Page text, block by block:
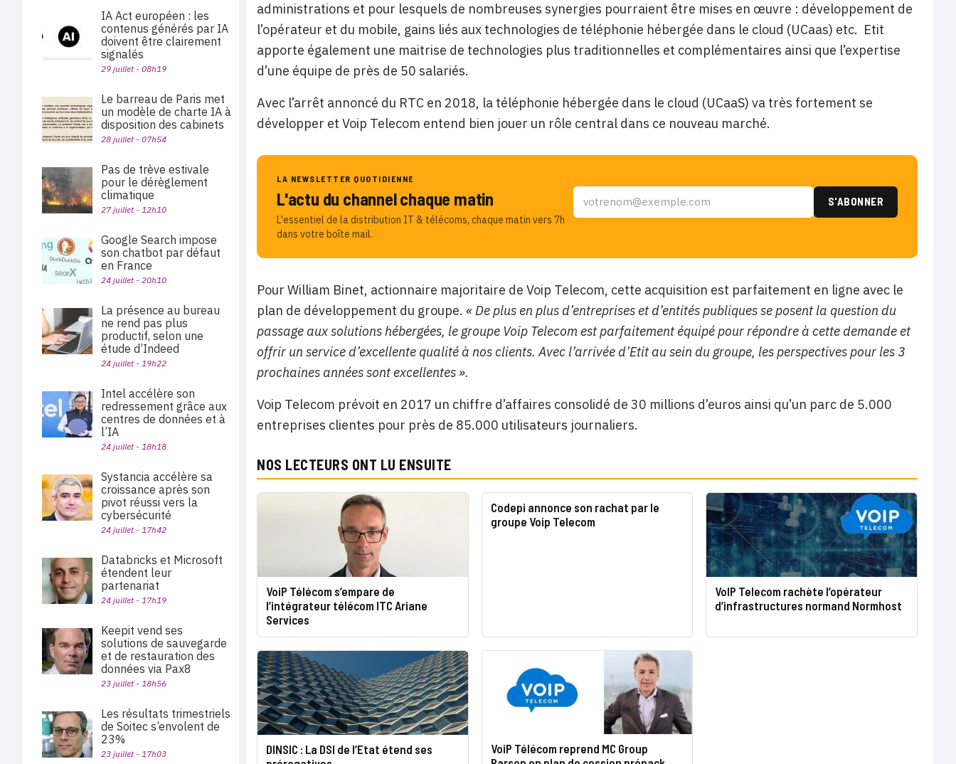
administrations et pour lesquels de nombreuses synergies pourraient être mises en œuvre : développement de
l’opérateur et du mobile, gains liés aux technologies de téléphonie hébergée dans le cloud (UCaas) etc. Etit
apporte également une maitrise de technologies plus traditionnelles et complémentaires ainsi que l’expertise
d’une équipe de près de 50 salariés.
Avec l’arrêt annoncé du RTC en 2018, la téléphonie hébergée dans le cloud (UCaaS) va très fortement se
développer et Voip Telecom entend bien jouer un rôle central dans ce nouveau marché.
LA NEWSLETTER QUOTIDIENNE
L'actu du channel chaque matin
L'essentiel de la distribution IT & télécoms, chaque matin vers 7h
dans votre boîte mail.
Pour William Binet, actionnaire majoritaire de Voip Telecom, cette acquisition est parfaitement en ligne avec le
plan de développement du groupe. « De plus en plus d’entreprises et d’entités publiques se posent la question du
passage aux solutions hébergées, le groupe Voip Telecom est parfaitement équipé pour répondre à cette demande et
offrir un service d’excellente qualité à nos clients. Avec l’arrivée d’Etit au sein du groupe, les perspectives pour les 3
prochaines années sont excellentes ».
Voip Telecom prévoit en 2017 un chiffre d’affaires consolidé de 30 millions d’euros ainsi qu’un parc de 5.000
entreprises clientes pour près de 85.000 utilisateurs journaliers.
NOS LECTEURS ONT LU ENSUITE
VoiP Télécom s’empare de
l’intégrateur télécom ITC Ariane
Services
Codepi annonce son rachat par le
groupe Voip Telecom
VoIP Telecom rachète l’opérateur
d’infrastructures normand Normhost
DINSIC : La DSI de l’Etat étend ses
VoiP Télécom reprend MC Group
IA Act européen : les
contenus générés par IA
doivent être clairement
signalés
29 juillet - 08h19
Le barreau de Paris met
un modèle de charte IA à
disposition des cabinets
28 juillet - 07h54
Pas de trève estivale
pour le dérèglement
climatique
27 juillet - 12h10
Google Search impose
son chatbot par défaut
en France
24 juillet - 20h10
La présence au bureau
ne rend pas plus
productif, selon une
étude d’Indeed
24 juillet - 19h22
Intel accélère son
redressement grâce aux
centres de données et à
l’IA
24 juillet - 18h18
Systancia accélère sa
croissance après son
pivot réussi vers la
cybersécurité
24 juillet - 17h42
Databricks et Microsoft
étendent leur
partenariat
24 juillet - 17h19
Keepit vend ses
solutions de sauvegarde
et de restauration des
données via Pax8
23 juillet - 18h56
Les résultats trimestriels
de Soitec s’envolent de
23%
23 juillet - 17h03